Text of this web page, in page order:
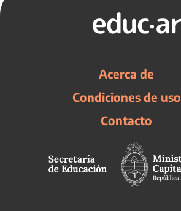
Acerca de
Condiciones de uso
Contacto